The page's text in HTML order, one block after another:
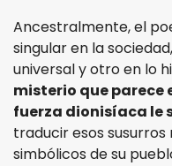
Ancestralmente, el
singular en la
universal y otro en lo
misterio que parece
fuerza dionisíaca le
traducir esos
simbólicos de su